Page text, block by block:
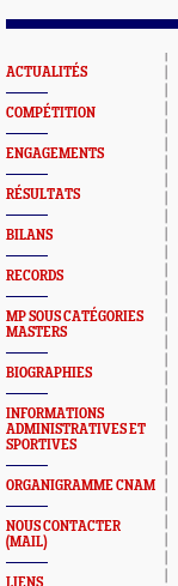
ACTUALITÉS
COMPÉTITION
ENGAGEMENTS
RÉSULTATS
BILANS
RECORDS
MP SOUS CATÉGORIES
MASTERS
BIOGRAPHIES
INFORMATIONS
ADMINISTRATIVES ET
SPORTIVES
ORGANIGRAMME CNAM
NOUS CONTACTER
(MAIL)